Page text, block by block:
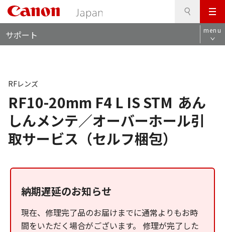
メ
ニ
ュ
サポート menu
RF10-20mm F4 L IS STM あん
しんメンテ／オーバーホール引
取サービス（セルフ梱包）
RFレンズ
納期遅延のお知らせ
現在、修理完了品のお届けまでに通常よりもお時
間をいただく場合がございます。 修理が完了した